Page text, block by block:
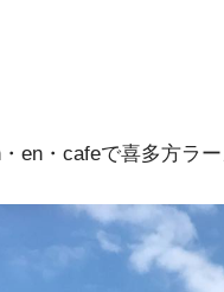
en・cafeで喜多方ラ